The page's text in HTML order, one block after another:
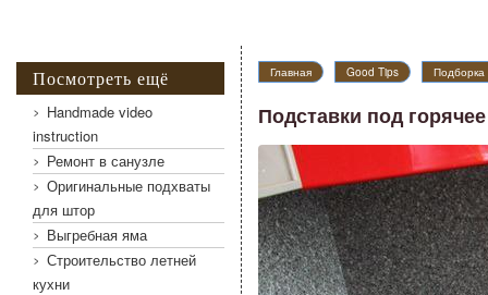
Главная Good Tips Подборка
Подставки под
Подставки под горячее — Акриловый камень
Посмотреть ещё
Handmade video
instruction
Ремонт в санузле
Оригинальные подхваты
для штор
Выгребная яма
Строительство летней
кухни